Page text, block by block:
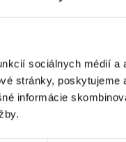
sociálnych médií
stránky,
informácie